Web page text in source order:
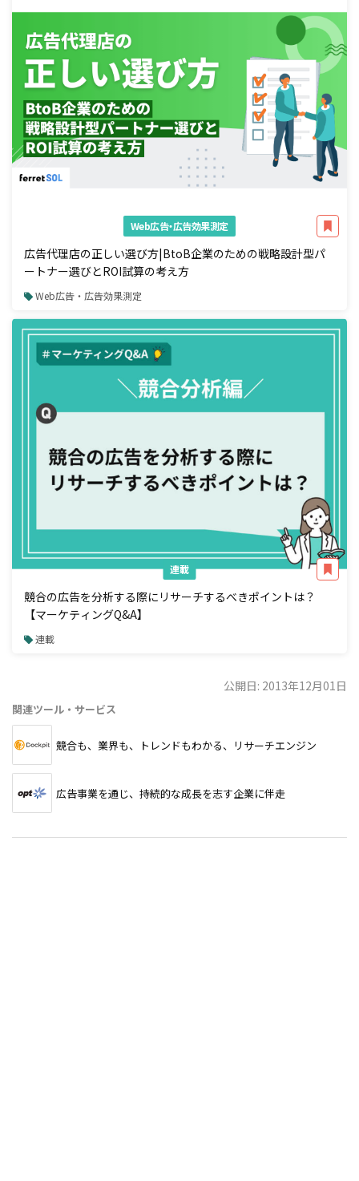
Web広告・広告効果測定
広告代理店の正しい選び方|BtoB企業のための戦略設計型パ
ートナー選びとROI試算の考え方
Web広告・広告効果測定
連載
競合の広告を分析する際にリサーチするべきポイントは？
【マーケティングQ&A】
連載
公開日: 2013年12月01日
関連ツール・サービス
競合も、業界も、トレンドもわかる、リサーチエンジン
広告事業を通じ、持続的な成長を志す企業に伴走